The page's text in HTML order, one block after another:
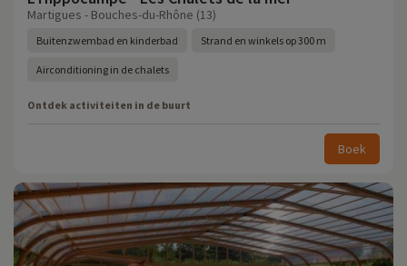
Martigues - Bouches-du-Rhône (13)
Buitenzwembad en kinderbad Strand en winkels op 300 m
Airconditioning in de chalets
Ontdek activiteiten in de buurt
Boek